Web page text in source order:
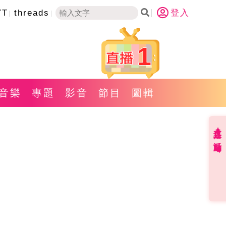
threads 登入
1
樂 專題 影音 節目 圖輯
直播✦活動